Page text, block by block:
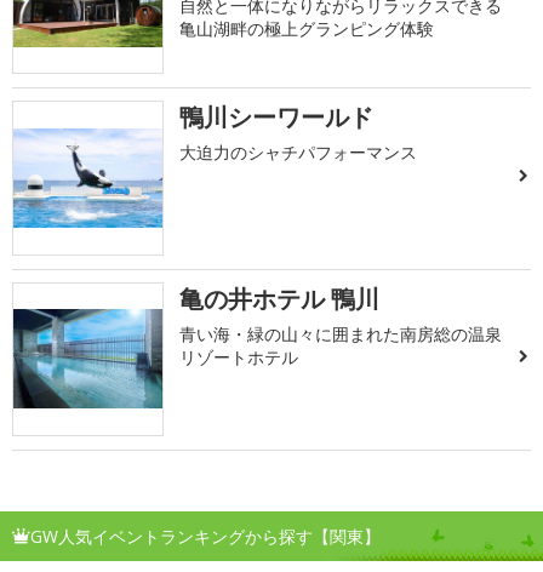
自然と一体になりながらリラックスできる
亀山湖畔の極上グランピング体験
鴨川シーワールド
大迫力のシャチパフォーマンス
亀の井ホテル 鴨川
青い海・緑の山々に囲まれた南房総の温泉
リゾートホテル
GW人気イベントランキングから探す【関東】